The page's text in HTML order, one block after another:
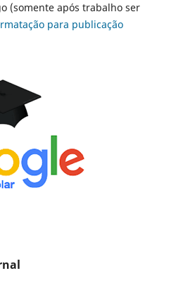
(somente após trabalho ser
para publicação